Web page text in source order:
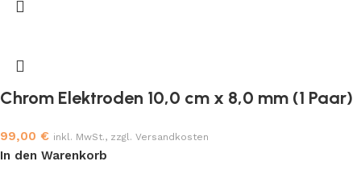
Chrom Elektroden 10,0 cm x 8,0 mm (1 Paar)
99,00 € inkl. MwSt., zzgl. Versandkosten
In den Warenkorb